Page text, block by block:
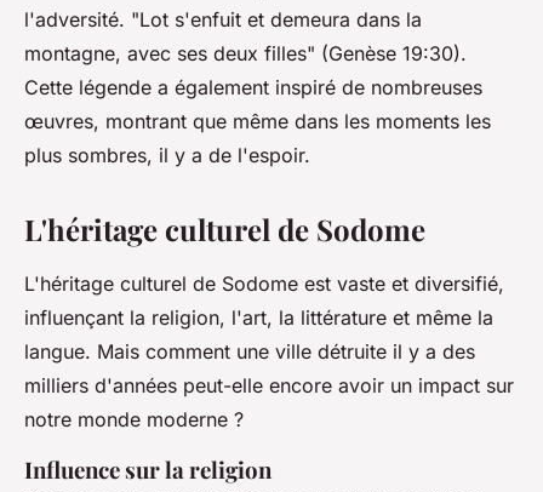
l'adversité. "Lot s'enfuit et demeura dans la
montagne, avec ses deux filles" (Genèse 19:30).
Cette légende a également inspiré de nombreuses
œuvres, montrant que même dans les moments les
plus sombres, il y a de l'espoir.
L'héritage culturel de Sodome
L'héritage culturel de Sodome est vaste et diversifié,
influençant la religion, l'art, la littérature et même la
langue. Mais comment une ville détruite il y a des
milliers d'années peut-elle encore avoir un impact sur
notre monde moderne ?
Influence sur la religion